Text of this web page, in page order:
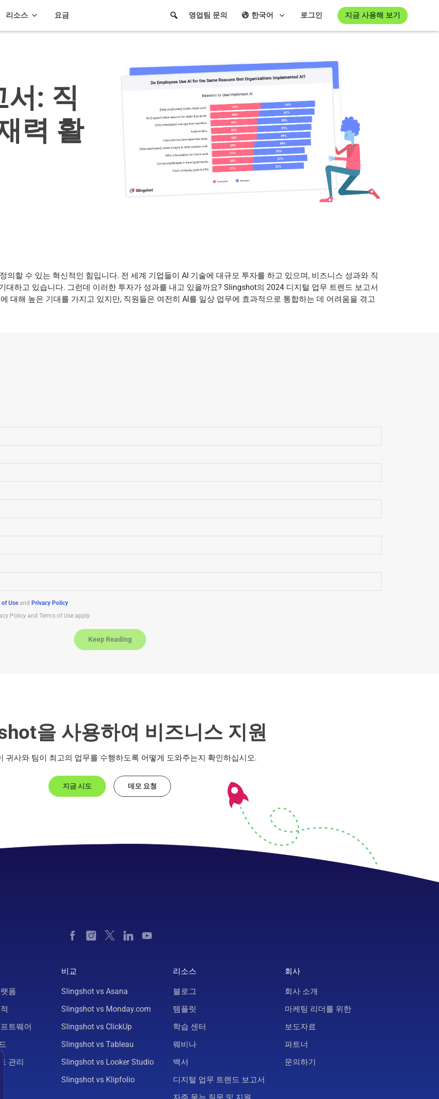
리소스 요금 지금 사용해 보기
로그인
한국어
영업팀 문의
: 직
력 활
의할 수 있는 혁신적인 힘입니다. 전 세계 기업들이 AI 기술에 대규모 투자를 하고 있으며, 비즈니스 성과와 직
대하고 있습니다. 그런데 이러한 투자가 성과를 내고 있을까요? Slingshot의 2024 디지털 업무 트렌드 보고서
대해 높은 기대를 가지고 있지만, 직원들은 여전히 AI를 일상 업무에 효과적으로 통합하는 데 어려움을 겪고
of Useand Privacy Policy
Policy and Terms of Use apply.
Keep Reading
을 사용하여 비즈니스 지원
귀사와 팀이 최고의 업무를 수행하도록 어떻게 도와주는지 확인하십시오.
지금 시도 데모 요청
폼
트웨어
관리
비교
Slingshot vs Asana
Slingshot vs Monday.com
Slingshot vs ClickUp
Slingshot vs Tableau
Slingshot vs Looker Studio
Slingshot vs Klipfolio
리소스
블로그
템플릿
학습 센터
웨비나
백서
디지털 업무 트렌드 보고서
회사
회사 소개
마케팅 리더를 위한
보도자료
파트너
문의하기